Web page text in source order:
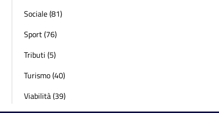
Sociale (81)
Sport (76)
Tributi (5)
Turismo (40)
Viabilità (39)